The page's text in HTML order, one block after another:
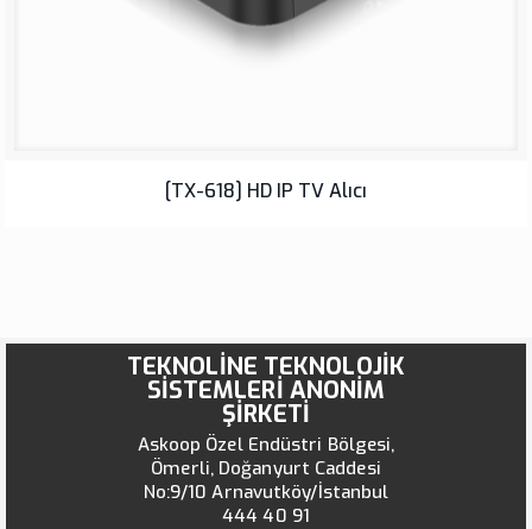
[TX-618] HD IP TV Alıcı
TEKNOLİNE TEKNOLOJİK
SİSTEMLERİ ANONİM
ŞİRKETİ
Askoop Özel Endüstri Bölgesi,
Ömerli, Doğanyurt Caddesi
No:9/10 Arnavutköy/İstanbul
444 40 91